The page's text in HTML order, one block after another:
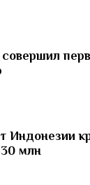
Индонезии
млн